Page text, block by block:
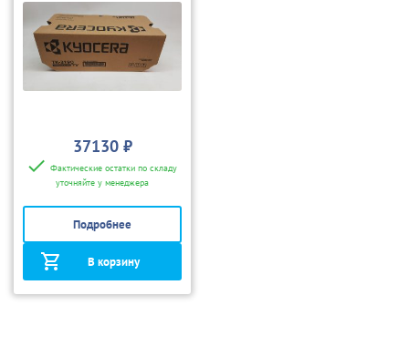
37130 ₽
Фактические остатки по складу
уточняйте у менеджера
Подробнее
В корзину